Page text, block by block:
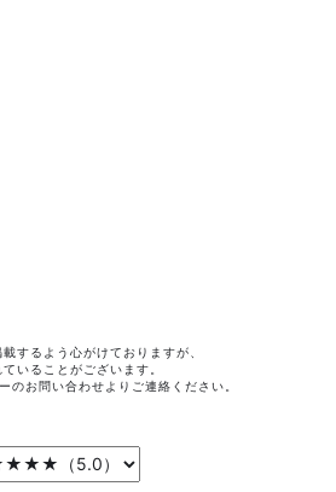
するよう心がけておりますが、
いることがございます。
のお問い合わせよりご連絡ください。